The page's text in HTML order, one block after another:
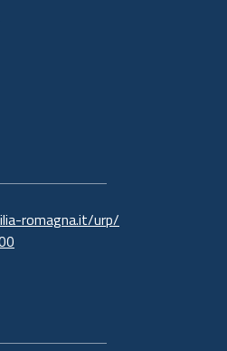
romagna.it/urp/